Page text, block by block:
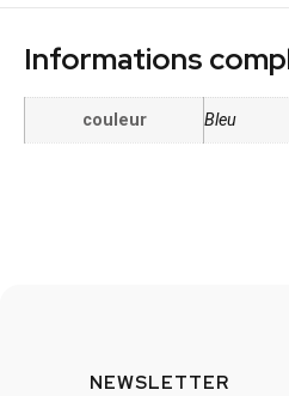
Informations
couleur Bleu
NEWSLETTER